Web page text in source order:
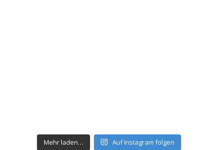
Mehr laden… Auf Instagram folgen